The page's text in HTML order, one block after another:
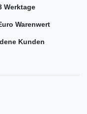
Werktage
Warenwert
Kunden